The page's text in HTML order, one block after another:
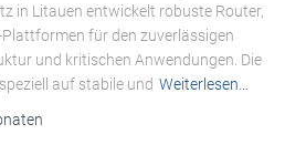
in Litauen entwickelt robuste Router,
für den zuverlässigen
und kritischen Anwendungen. Die
auf stabile und Weiterlesen…